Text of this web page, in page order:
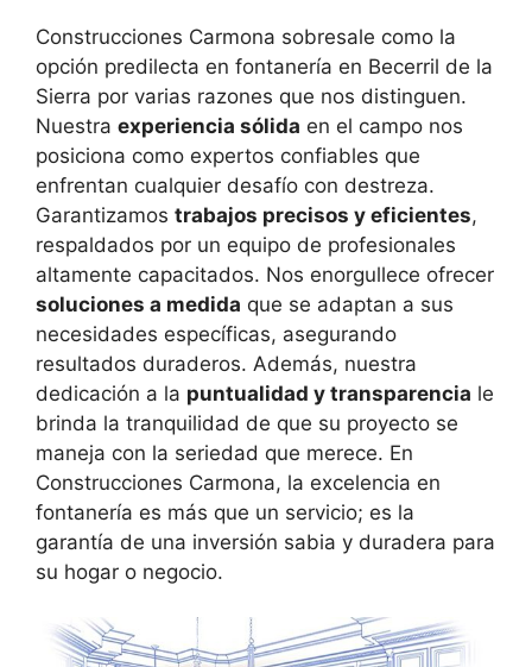
Construcciones Carmona sobresale como la
opción predilecta en fontanería en Becerril de la
Sierra por varias razones que nos distinguen.
Nuestra experiencia sólida en el campo nos
posiciona como expertos confiables que
enfrentan cualquier desafío con destreza.
Garantizamos trabajos precisos y eficientes,
respaldados por un equipo de profesionales
altamente capacitados. Nos enorgullece ofrecer
soluciones a medida que se adaptan a sus
necesidades específicas, asegurando
resultados duraderos. Además, nuestra
dedicación a la puntualidad y transparencia le
brinda la tranquilidad de que su proyecto se
maneja con la seriedad que merece. En
Construcciones Carmona, la excelencia en
fontanería es más que un servicio; es la
garantía de una inversión sabia y duradera para
su hogar o negocio.